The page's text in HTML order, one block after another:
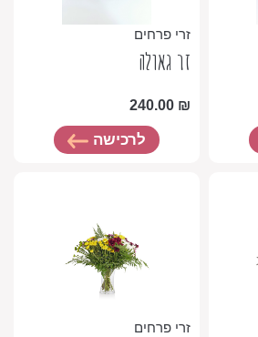
זרי פרחים
זר גאולה
240.00 ₪
לרכישה
זרי פרחים